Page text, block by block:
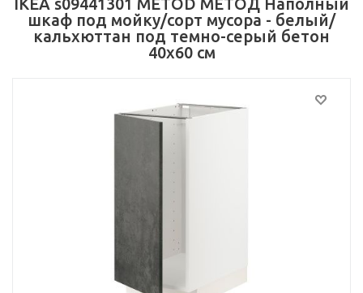
шкаф под мойку/сорт мусора - белый/
кальхюттан под темно-серый бетон
40x60 см